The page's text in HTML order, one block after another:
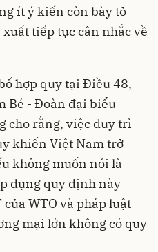
ít ý kiến còn bày tỏ
tiếp tục cân nhắc về
hợp quy tại Điều 48,
Bé - Đoàn đại biểu
cho rằng, việc duy trì
khiến Việt Nam trở
không muốn nói là
dụng quy định này
WTO và pháp luật
mại lớn không có quy